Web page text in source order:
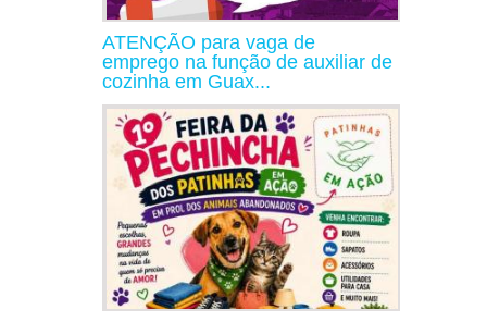
ATENÇÃO para vaga de
emprego na função de auxiliar de
cozinha em Guax...